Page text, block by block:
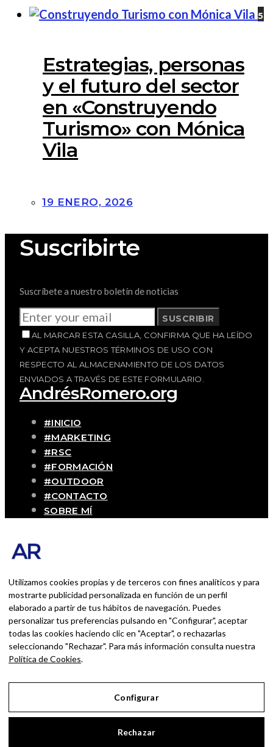
5
Estrategias, personas
y el futuro del sector
en «Construyendo
Turismo» con Mónica
Vila
19 ENERO, 2026
Suscribirte
Suscríbete a nuestro boletín de noticias
SUSCRIBIR
AL MARCAR ESTA CASILLA, CONFIRMA QUE HA LEÍDO
Y ACEPTA NUESTROS TÉRMINOS DE USO CON
RESPECTO AL ALMACENAMIENTO DE LOS DATOS
ENVIADOS A TRAVÉS DE ESTE FORMULARIO.
AndrésRomero.org
#INICIO
#MARKETING
#RSC
#FORMACIÓN
#OUTDOOR
#CONTACTO
SOBRE MÍ
Romero. Experiencias personales y
con lo que hace cada día
BUSCAR POR:
BUSCAR
Ingresa las palabras de la búsqueda y presiona
Enter.
Utilizamos cookies propias y de terceros con fines analíticos y para
mostrarte publicidad personalizada en función de un perfil
elaborado a partir de tus hábitos de navegación. Puedes
personalizar tus preferencias pulsando en "Configurar", aceptar
todas las cookies haciendo clic en "Aceptar", o rechazarlas
seleccionando "Rechazar". Para más información consulta nuestra
Política de Cookies.
Configurar
Rechazar
Aviso Legal
Política de Privacidad